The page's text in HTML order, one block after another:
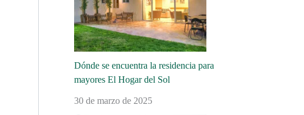
Dónde se encuentra la residencia para
mayores El Hogar del Sol
30 de marzo de 2025